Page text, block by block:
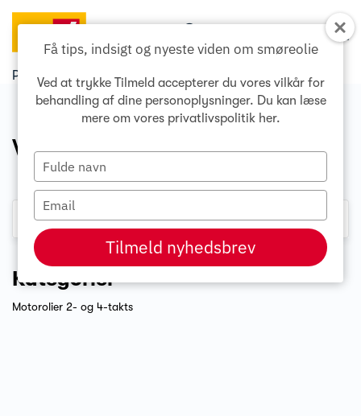
Få tips, indsigt og nyeste viden om smøreolie
Ved at trykke Tilmeld accepterer du vores vilkår for
behandling af dine personoplysninger. Du kan læse
mere om vores privatlivspolitik her.
Type
your
name
Type
your
email
Tilmeld nyhedsbrev
Produkter
Vi fandt53 resultater
Kategorier
Motorolier 2- og 4-takts